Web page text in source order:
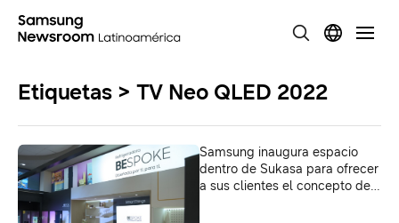
Etiquetas > TV Neo QLED 2022
Samsung inaugura espacio
dentro de Sukasa para ofrecer
a sus clientes el concepto de